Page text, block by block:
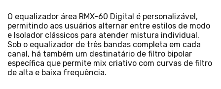
O equalizador área RMX-60 Digital é personalizável,
permitindo aos usuários alternar entre estilos de modo
e Isolador clássicos para atender mistura individual.
Sob o equalizador de três bandas completa em cada
canal, há também um destinatário de filtro bipolar
específica que permite mix criativo com curvas de filtro
de alta e baixa frequência.